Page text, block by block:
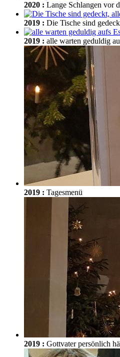
2020 : Lange Schlangen vor
2019 : Die Tische sind
2019 : alle warten geduldig
2019 : Tagesmenü
2019 : Gottvater persönlich